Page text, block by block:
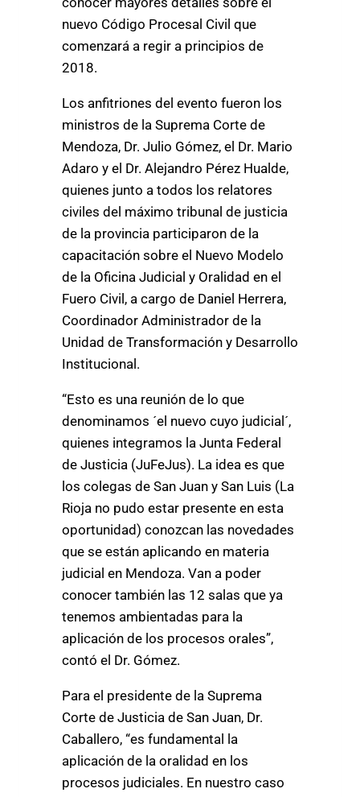
nuevo Código Procesal Civil que
comenzará a regir a principios de
2018.
Los anfitriones del evento fueron los
ministros de la Suprema Corte de
Mendoza, Dr. Julio Gómez, el Dr. Mario
Adaro y el Dr. Alejandro Pérez Hualde,
quienes junto a todos los relatores
civiles del máximo tribunal de justicia
de la provincia participaron de la
capacitación sobre el Nuevo Modelo
de la Oficina Judicial y Oralidad en el
Fuero Civil, a cargo de Daniel Herrera,
Coordinador Administrador de la
Unidad de Transformación y Desarrollo
Institucional.
“Esto es una reunión de lo que
denominamos ´el nuevo cuyo judicial´,
quienes integramos la Junta Federal
de Justicia (JuFeJus). La idea es que
los colegas de San Juan y San Luis (La
Rioja no pudo estar presente en esta
oportunidad) conozcan las novedades
que se están aplicando en materia
judicial en Mendoza. Van a poder
conocer también las 12 salas que ya
tenemos ambientadas para la
aplicación de los procesos orales”,
contó el Dr. Gómez.
Para el presidente de la Suprema
Corte de Justicia de San Juan, Dr.
Caballero, “es fundamental la
aplicación de la oralidad en los
procesos judiciales. En nuestro caso